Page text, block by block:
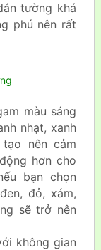
tường khá
phú nên rất
màu sáng
nhạt, xanh
nên cảm
hơn cho
bạn chọn
đỏ, xám,
sẽ trở nên
không gian